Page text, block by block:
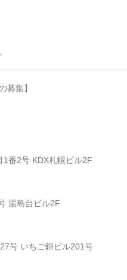
募集】
番2号 KDX札幌ビル2F
湯島台ビル2F
号 いちご錦ビル201号